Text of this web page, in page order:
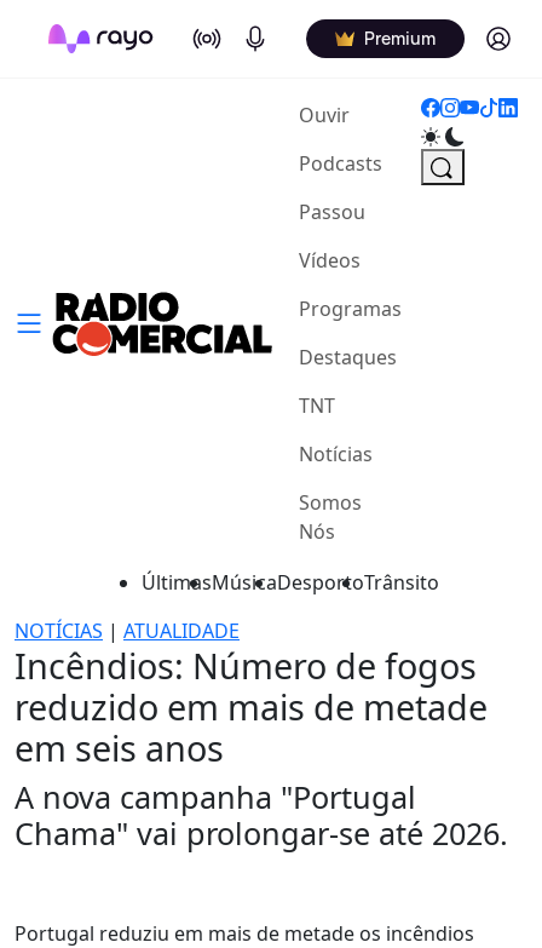
On Air Podcasts Premium Log in
Ouvir(current)
Podcasts
Passou
Vídeos
Programas
Destaques
TNT
Notícias
Somos
Nós
ÚltimasMúsicaDesportoTrânsito
NOTÍCIAS | ATUALIDADE
Incêndios: Número de fogos
reduzido em mais de metade
em seis anos
A nova campanha "Portugal
Chama" vai prolongar-se até 2026.
Portugal reduziu em mais de metade os incêndios